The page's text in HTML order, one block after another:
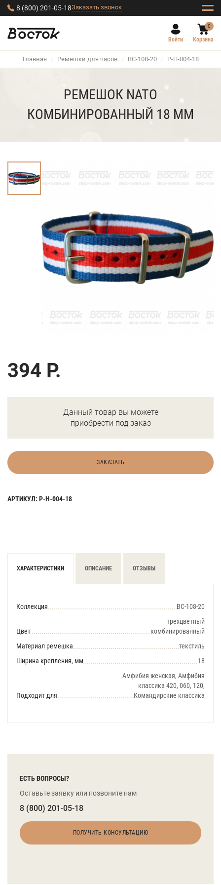
8 (800) 201-05-18Заказать звонок
Войти
0
Корзина
Главная / Ремешки для часов / BC-108-20 / Р-Н-004-18
РЕМЕШОК NATO
КОМБИНИРОВАННЫЙ 18 ММ
394 Р.
Данный товар вы можете
приобрести под заказ
ЗАКАЗАТЬ
АРТИКУЛ: Р-Н-004-18
ХАРАКТЕРИСТИКИ ОПИСАНИЕ ОТЗЫВЫ
Коллекция BC-108-20
Цвет
трехцветный
комбинированный
Материал ремешка
текстиль
Ширина крепления, мм
18
Подходит для
Амфибия женская, Амфибия
классика 420, 060, 120,
Командирские классика
ЕСТЬ ВОПРОСЫ?
Оставьте заявку или позвоните нам
8 (800) 201-05-18
ПОЛУЧИТЬ КОНСУЛЬТАЦИЮ